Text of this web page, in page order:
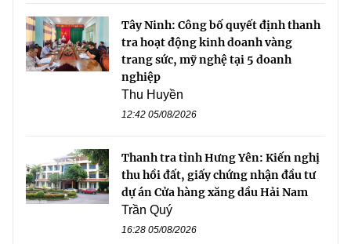
Tây Ninh: Công bố quyết định thanh
tra hoạt động kinh doanh vàng
trang sức, mỹ nghệ tại 5 doanh
nghiệp
Thu Huyền
12:42 05/08/2026
Thanh tra tỉnh Hưng Yên: Kiến nghị
thu hồi đất, giấy chứng nhận đầu tư
dự án Cửa hàng xăng dầu Hải Nam
Trần Quý
16:28 05/08/2026